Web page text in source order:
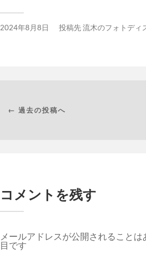
2024年8月8日 投稿先流木のフォトディ
← 過去の投稿へ
コメントを残す
メールアドレスが公開されることは
目です